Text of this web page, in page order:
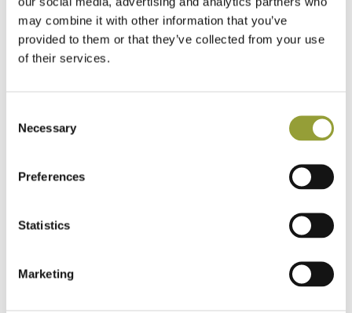
may combine it with other information that you’ve
provided to them or that they’ve collected from your use
of their services.
Selection
Necessary
Preferences
Statistics
Marketing
3- Antonio Pascarella (Italia)
2- Dante Malagrino (USA)
3- Marcello D’Affinito (Italia) -> da ricercare
3- Simone Ferdinando Infusino (Italia)